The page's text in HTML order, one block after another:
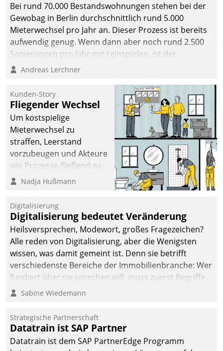
Bei rund 70.000 Bestandswohnungen stehen bei der
Gewobag in Berlin durchschnittlich rund 5.000
Mieterwechsel pro Jahr an. Dieser Prozess ist bereits
aufwendig genug. Wenn dann aber noch rund 2.500
Sanierungen pro Jahr mit reinspielen, ist der
Betreuungs- und Organisationsaufwand immens. Im
kommunale Wohnungsbauunternehmen daher
gemeinsam mit der Berliner Datatrain GmbH den
Teilprozess der Objektsanierung digitalisiert.
Andreas Lerchner
Kunden-Story
Fliegender Wechsel
Um kostspielige
Mieterwechsel zu
straffen, Leerstand
vorzubeugen und Akteure
wie Prozesse fließend zu
vernetzen, nutzt die
Jahresbeginn eine
Überblick, Einsicht und
Eingriff bietende Lösung.
Zur Entwicklung setzte
man auf
Cloudtechnologie,
bewährte und Startup-
agile Projektmethoden.
Nadja Hußmann
Digitalisierung
Digitalisierung bedeutet Veränderung
Heilsversprechen, Modewort, großes Fragezeichen?
Alle reden von Digitalisierung, aber die Wenigsten
wissen, was damit gemeint ist. Denn sie betrifft
verschiedenste Bereiche der Immobilienbranche: Wer
fundiert über sie sprechen will, muss zuerst Begriffe
klären. Ein Aspekt ist die betriebliche Optimierung:
Einsparungen durch optimierte und automatisierte
Prozesse. Doch man darf nicht zu viel erwarten: Allein
mit der Einführung einer neuen Software ist es nicht
Sabine Wiedemann
Strategische Partnerschaft
Datatrain ist SAP Partner
Datatrain ist dem SAP PartnerEdge Programm